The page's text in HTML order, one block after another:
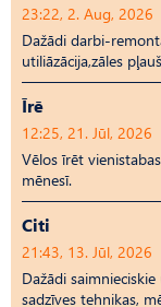
23:22, 2. Aug, 2026
Dažādi darbi-
utiliāzācija,zāles
Īrē
12:25, 21. Jūl, 2026
Vēlos īrēt
mēnesī.
Citi
21:43, 13. Jūl, 2026
Dažādi
sadzīves tehnikas,